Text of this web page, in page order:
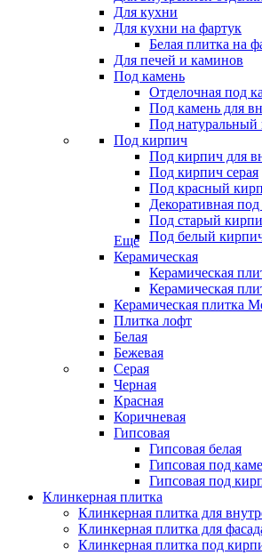
Для кухни
Для кухни на фартук
Белая плитка на
Для печей и каминов
Под камень
Отделочная под
Под камень для
Под натуральный
Под кирпич
Под кирпич для
Под кирпич серая
Под красный
Декоративная
Под старый
Под белый
Еще
Керамическая
Керамическая
Керамическая
Керамическая плитка
Плитка лофт
Белая
Бежевая
Серая
Черная
Красная
Коричневая
Гипсовая
Гипсовая белая
Гипсовая под
Гипсовая под
Клинкерная плитка
Клинкерная плитка для
Клинкерная плитка для
Клинкерная плитка под